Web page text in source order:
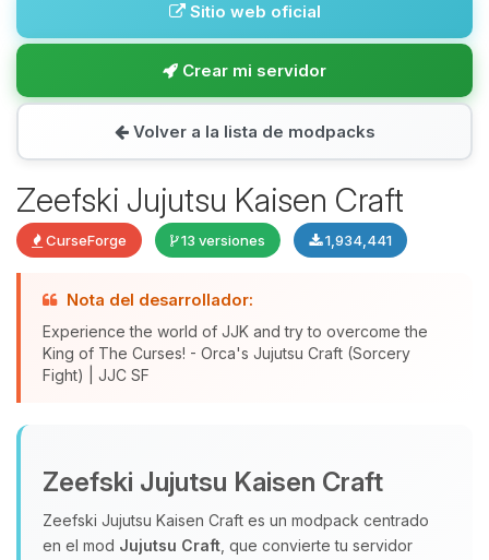
Sitio web oficial
Crear mi servidor
Volver a la lista de modpacks
Zeefski Jujutsu Kaisen Craft
CurseForge 13 versiones 1,934,441
Nota del desarrollador:
Experience the world of JJK and try to overcome the
King of The Curses! - Orca's Jujutsu Craft (Sorcery
Fight) | JJC SF
Zeefski Jujutsu Kaisen Craft
Zeefski Jujutsu Kaisen Craft es un modpack centrado
en el mod Jujutsu Craft , que convierte tu servidor
hablar! Soy Choupy, tu pequeno
asistente de BoxToPlay. Cuentame
que necesitas y moveré mis
pequenos circuitos para ayudarte.